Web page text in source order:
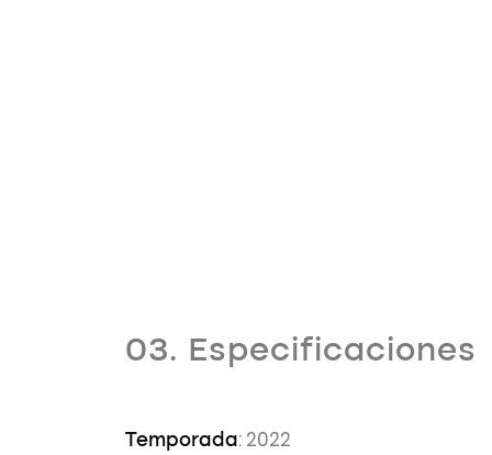
03. Especificaciones
Temporada: 2022